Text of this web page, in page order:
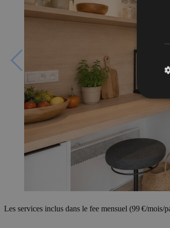
Les services inclus dans le fee mensuel (99 €/mois/